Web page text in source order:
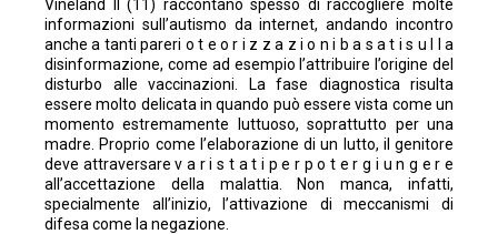
Vineland II (11) raccontano spesso di raccogliere molte
informazioni sull’autismo da internet, andando incontro
anche a tanti pareri o t e o r i z z a z i o n i b a s a t i s u l l a
disinformazione, come ad esempio l’attribuire l’origine del
disturbo alle vaccinazioni. La fase diagnostica risulta
essere molto delicata in quando può essere vista come un
momento estremamente luttuoso, soprattutto per una
madre. Proprio come l’elaborazione di un lutto, il genitore
deve attraversare v a r i s t a t i p e r p o t e r g i u n g e r e
all’accettazione della malattia. Non manca, infatti,
specialmente all’inizio, l’attivazione di meccanismi di
difesa come la negazione.